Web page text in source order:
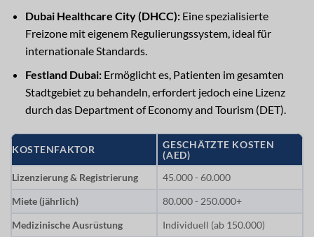
Dubai Healthcare City (DHCC):Eine spezialisierte
Freizone mit eigenem Regulierungssystem, ideal für
internationale Standards.
Festland Dubai:Ermöglicht es, Patienten im gesamten
Stadtgebiet zu behandeln, erfordert jedoch eine Lizenz
durch das Department of Economy and Tourism (DET).
KOSTENFAKTOR
GESCHÄTZTE KOSTEN
(AED)
Lizenzierung & Registrierung
45.000 - 60.000
Miete (jährlich)
80.000 - 250.000+
Medizinische Ausrüstung
Individuell (ab 150.000)